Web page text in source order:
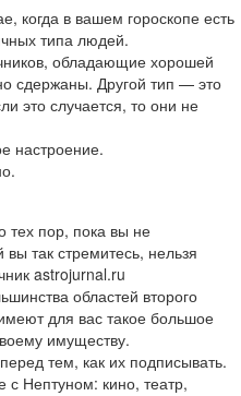
когда в вашем гороскопе есть
типа людей.
обладающие хорошей
сдержаны. Другой тип — это
это случается, то они не
настроение.
тех пор, пока вы не
так стремитесь, нельзя
astrojurnal.ru
областей второго
для вас такое большое
имуществу.
тем, как их подписывать.
Нептуном: кино, театр,